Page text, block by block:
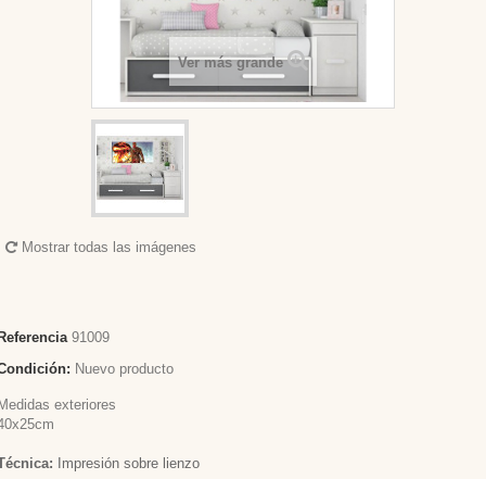
Ver más grande
Mostrar todas las imágenes
91009
Nuevo producto
exteriores
Impresión sobre lienzo